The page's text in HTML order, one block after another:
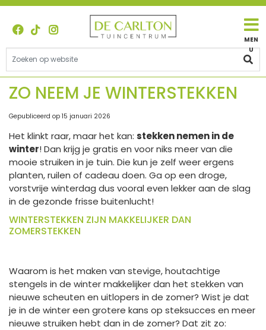
G
ZO NEEM JE WINTERSTEKKEN
Gepubliceerd op 15 januari 2026
Het klinkt raar, maar het kan: stekken nemen in de
winter! Dan krijg je gratis en voor niks meer van die
mooie struiken in je tuin. Die kun je zelf weer ergens
planten, ruilen of cadeau doen. Ga op een droge,
vorstvrije winterdag dus vooral even lekker aan de slag
in de gezonde frisse buitenlucht!
WINTERSTEKKEN ZIJN MAKKELIJKER DAN
ZOMERSTEKKEN
Waarom is het maken van stevige, houtachtige
stengels in de winter makkelijker dan het stekken van
nieuwe scheuten en uitlopers in de zomer? Wist je dat
je in de winter een grotere kans op steksucces en meer
nieuwe struiken hebt dan in de zomer? Dat zit zo: